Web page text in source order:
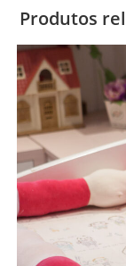
Produtos